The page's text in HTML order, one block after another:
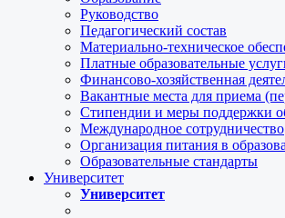
Руководство
Педагогический состав
Материально-техническое
Платные образовательные
Финансово-хозяйственная
Вакантные места для приема
Стипендии и меры поддержки
Международное сотрудничество
Организация питания в
Образовательные стандарты
Университет
Университет